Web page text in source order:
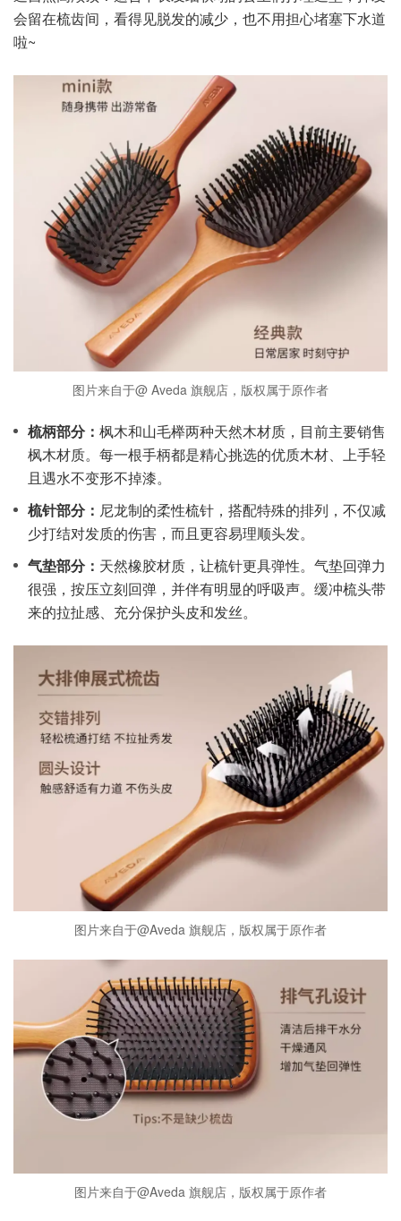
会留在梳齿间，看得见脱发的减少，也不用担心堵塞下水道
啦~
图片来自于@ Aveda 旗舰店，版权属于原作者
梳柄部分： 枫木和山毛榉两种天然木材质，目前主要销售
枫木材质。每一根手柄都是精心挑选的优质木材、上手轻
且遇水不变形不掉漆。
梳针部分： 尼龙制的柔性梳针，搭配特殊的排列，不仅减
少打结对发质的伤害，而且更容易理顺头发。
气垫部分： 天然橡胶材质，让梳针更具弹性。气垫回弹力
很强，按压立刻回弹，并伴有明显的呼吸声。缓冲梳头带
来的拉扯感、充分保护头皮和发丝。
图片来自于@Aveda 旗舰店，版权属于原作者
图片来自于@Aveda 旗舰店，版权属于原作者